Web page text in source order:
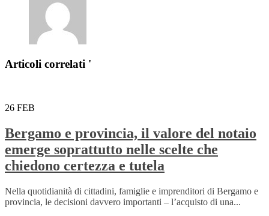
Articoli correlati '
26 FEB
Bergamo e provincia, il valore del notaio
emerge soprattutto nelle scelte che
chiedono certezza e tutela
Nella quotidianità di cittadini, famiglie e imprenditori di Bergamo e
provincia, le decisioni davvero importanti – l’acquisto di una...